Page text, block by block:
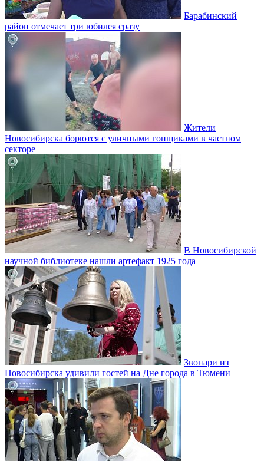
Барабинский
район отмечает три юбилея сразу
Жители
Новосибирска борются с уличными гонщиками в частном
секторе
В Новосибирской
научной библиотеке нашли артефакт 1925 года
Звонари из
Новосибирска удивили гостей на Дне города в Тюмени